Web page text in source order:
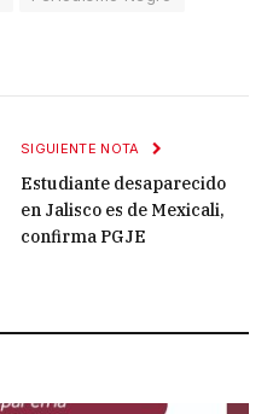
SIGUIENTE NOTA
Estudiante desaparecido
en Jalisco es de Mexicali,
confirma PGJE